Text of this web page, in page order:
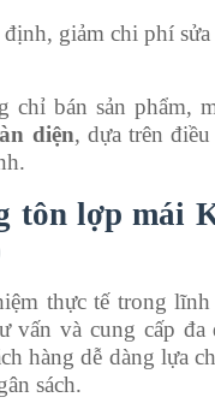
giảm chi phí sửa
chỉ bán sản phẩm,
diện, dựa trên
tôn lợp mái
thực tế trong
vấn và cung cấp đa
hàng dễ dàng lựa
sách.